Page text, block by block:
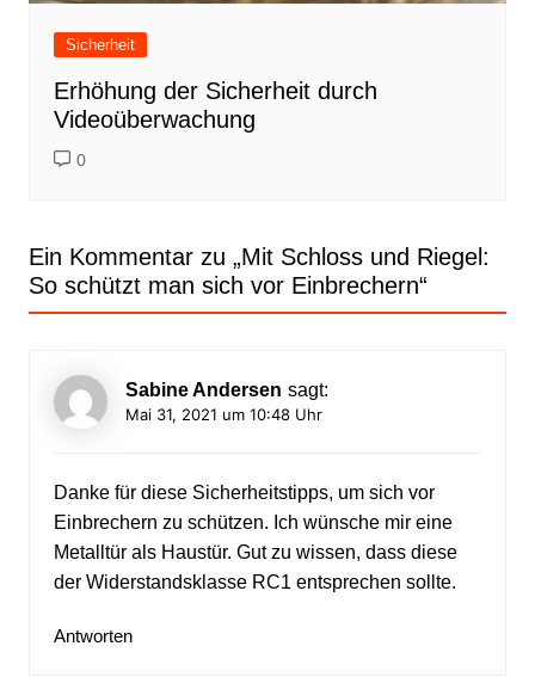
Sicherheit
Erhöhung der Sicherheit durch
Videoüberwachung
0
Ein Kommentar zu „Mit Schloss und Riegel:
So schützt man sich vor Einbrechern“
Sabine Andersen sagt:
Mai 31, 2021 um 10:48 Uhr
Danke für diese Sicherheitstipps, um sich vor
Einbrechern zu schützen. Ich wünsche mir eine
Metalltür als Haustür. Gut zu wissen, dass diese
der Widerstandsklasse RC1 entsprechen sollte.
Antworten